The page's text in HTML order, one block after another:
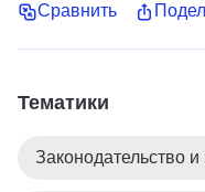
Сравнить
Тематики
Законодательство